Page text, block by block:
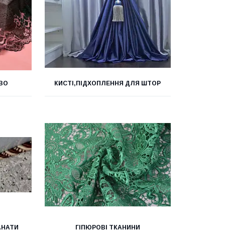
КИСТІ,ПІДХОПЛЕННЯ ДЛЯ ШТОР
ГІПЮРОВІ ТКАНИНИ